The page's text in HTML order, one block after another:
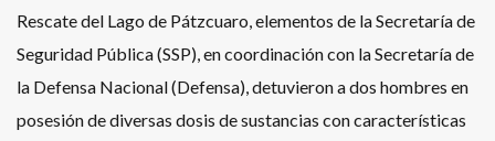
Rescate del Lago de Pátzcuaro, elementos de la Secretaría de
Seguridad Pública (SSP), en coordinación con la Secretaría de
la Defensa Nacional (Defensa), detuvieron a dos hombres en
posesión de diversas dosis de sustancias con características